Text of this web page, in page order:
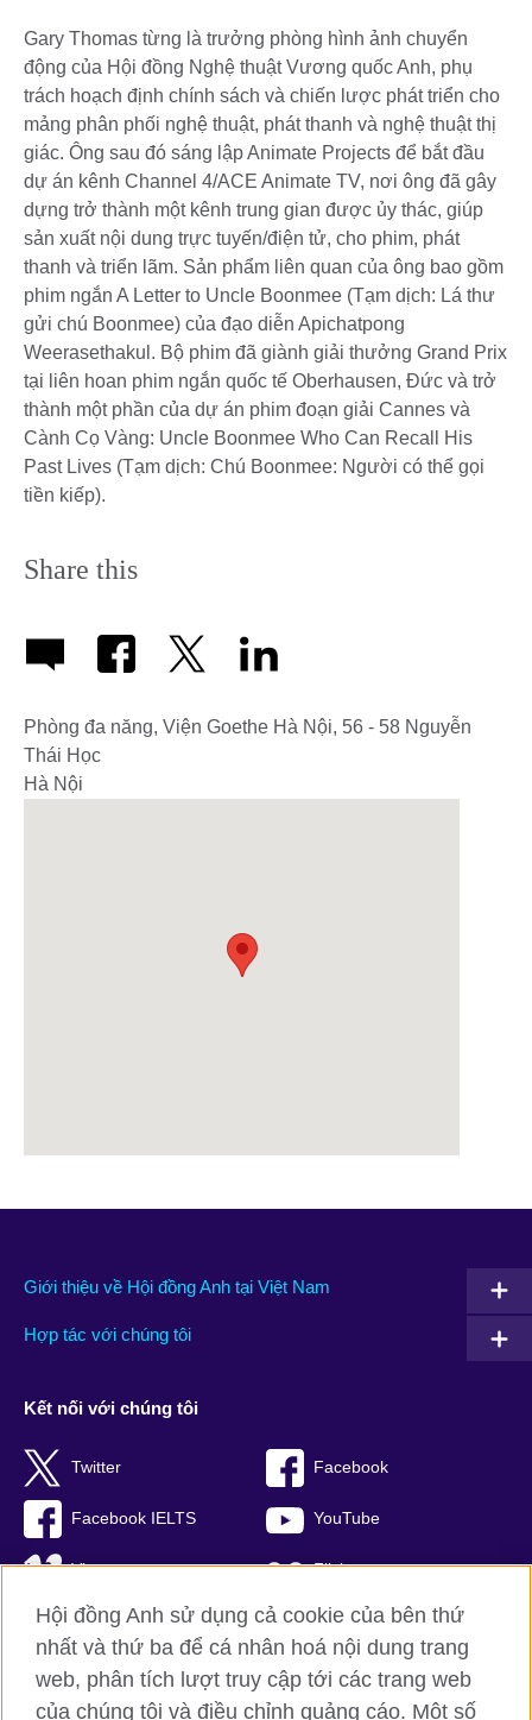
Gary Thomas từng là trưởng phòng hình ảnh chuyển
động của Hội đồng Nghệ thuật Vương quốc Anh, phụ
trách hoạch định chính sách và chiến lược phát triển cho
mảng phân phối nghệ thuật, phát thanh và nghệ thuật thị
giác. Ông sau đó sáng lập Animate Projects để bắt đầu
dự án kênh Channel 4/ACE Animate TV, nơi ông đã gây
dựng trở thành một kênh trung gian được ủy thác, giúp
sản xuất nội dung trực tuyến/điện tử, cho phim, phát
thanh và triển lãm. Sản phẩm liên quan của ông bao gồm
phim ngắn A Letter to Uncle Boonmee (Tạm dịch: Lá thư
gửi chú Boonmee) của đạo diễn Apichatpong
Weerasethakul. Bộ phim đã giành giải thưởng Grand Prix
tại liên hoan phim ngắn quốc tế Oberhausen, Đức và trở
thành một phần của dự án phim đoạn giải Cannes và
Cành Cọ Vàng: Uncle Boonmee Who Can Recall His
Past Lives (Tạm dịch: Chú Boonmee: Người có thể gọi
tiền kiếp).
Share this
Phòng đa năng, Viện Goethe Hà Nội, 56 - 58 Nguyễn
Thái Học
Hà Nội
Giới thiệu về Hội đồng Anh tại Việt Nam
Hợp tác với chúng tôi
Kết nối với chúng tôi
Twitter Facebook
Facebook IELTS YouTube
Vimeo Flickr
RSS TikTok
Hội đồng Anh sử dụng cả cookie của bên thứ
nhất và thứ ba để cá nhân hoá nội dung trang
web, phân tích lượt truy cập tới các trang web
của chúng tôi và điều chỉnh quảng cáo. Một số